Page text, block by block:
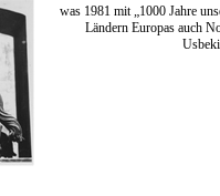
was 1981 mit „1000 Jahre
Ländern Europas auch